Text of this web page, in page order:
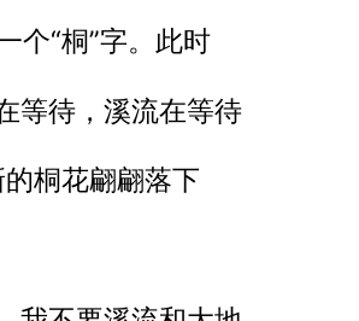
个“桐”字。此时
等待，溪流在等待
的桐花翩翩落下